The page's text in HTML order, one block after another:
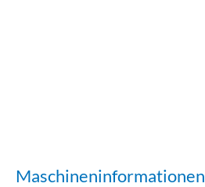
Maschineninformationen